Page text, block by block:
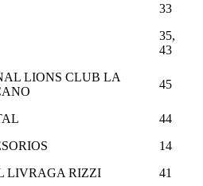
33
35,
43
LIONS CLUB LA
45
44
14
LIVRAGA RIZZI
41